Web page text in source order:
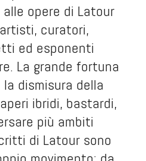
opere di Latour
curatori,
ed esponenti
La grande fortuna
dismisura della
ibridi, bastardi,
più ambiti
di Latour sono